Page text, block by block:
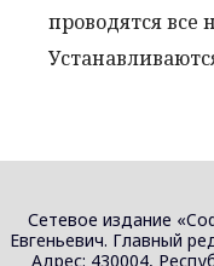
проводятся все
Сетевое издание
Евгеньевич. Главный
Адрес: 430004,